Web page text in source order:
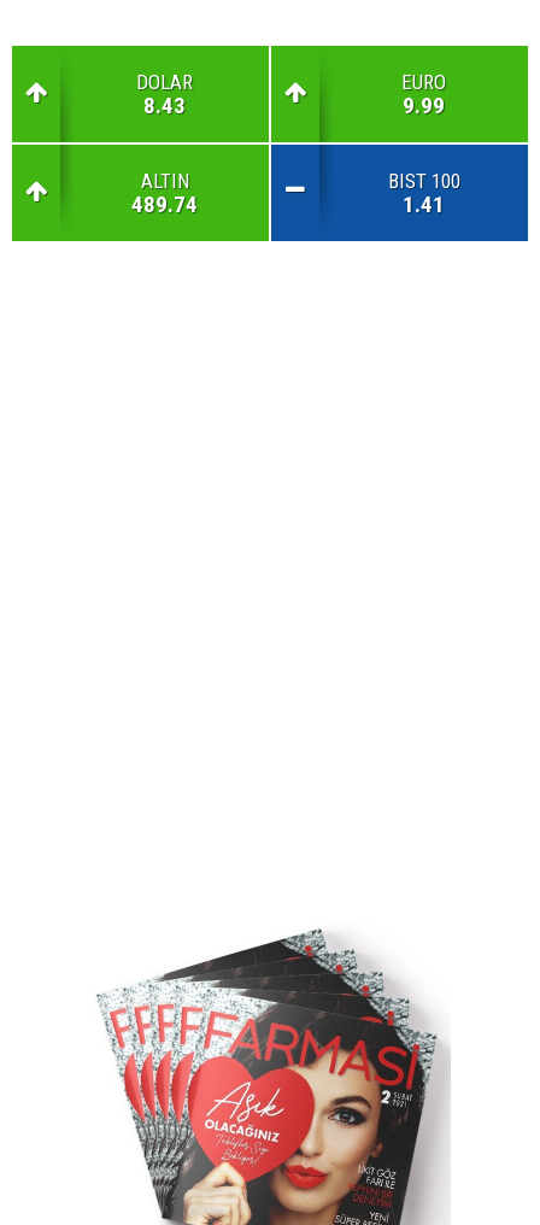
DOLAR
8.43
EURO
9.99
ALTIN
489.74
BIST 100
1.41